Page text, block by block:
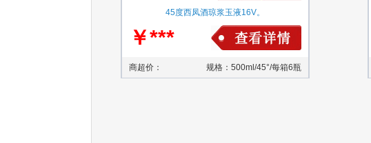
45度西凤酒琼浆玉液16V。
￥***
商超价： 规格：500ml/45°/每箱6瓶